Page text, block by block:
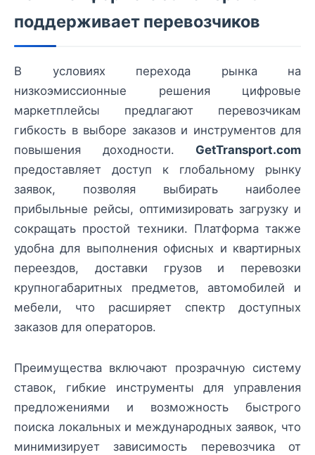
поддерживает перевозчиков
В условиях перехода рынка на
низкоэмиссионные решения цифровые
маркетплейсы предлагают перевозчикам
гибкость в выборе заказов и инструментов для
повышения доходности. GetTransport.com
предоставляет доступ к глобальному рынку
заявок, позволяя выбирать наиболее
прибыльные рейсы, оптимизировать загрузку и
сокращать простой техники. Платформа также
удобна для выполнения офисных и квартирных
переездов, доставки грузов и перевозки
крупногабаритных предметов, автомобилей и
мебели, что расширяет спектр доступных
заказов для операторов.
Преимущества включают прозрачную систему
ставок, гибкие инструменты для управления
предложениями и возможность быстрого
поиска локальных и международных заявок, что
минимизирует зависимость перевозчика от